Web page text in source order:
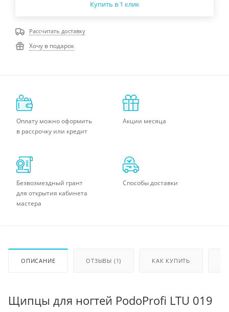
Купить в 1 клик
Рассчитать доставку
Хочу в подарок
Оплату можно оформить
в рассрочку или кредит
Акции месяца
Безвозмездный грант
для открытия кабинета
мастера
Способы доставки
ОПИСАНИЕ ОТЗЫВЫ (1) КАК КУПИТЬ
Щипцы для ногтей PodoProfi LTU 019